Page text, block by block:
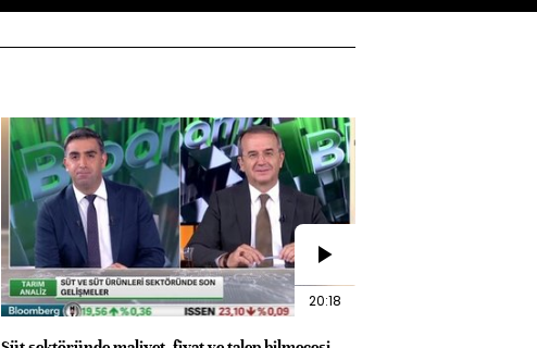
20:18